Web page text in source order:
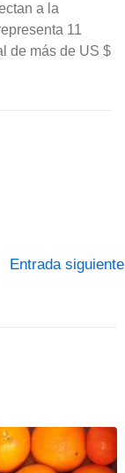
a la
11
de más de US $
Entrada siguiente